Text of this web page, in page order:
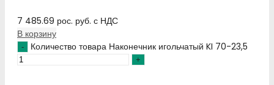
7 485.69 рос. руб. с НДС
В корзину
Количество товара Наконечник игольчатый KI 70-23,5